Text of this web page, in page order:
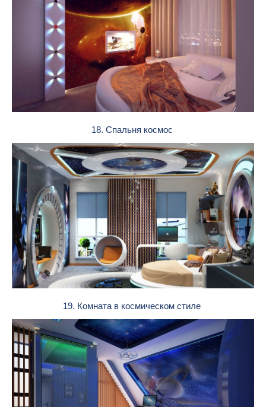
18. Спальня космос
19. Комната в космическом стиле